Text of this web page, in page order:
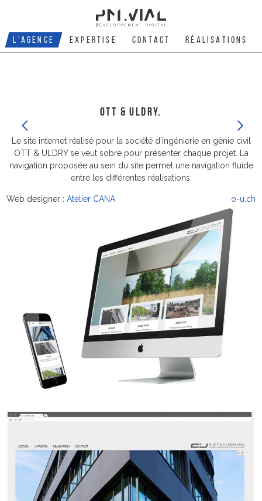
L'AGENCE EXPERTISE CONTACT RÉALISATIONS
OTT & ULDRY.
Le site internet réalisé pour la société d’ingénierie en génie civil
OTT & ULDRY se veut sobre pour présenter chaque projet. La
navigation proposée au sein du site permet une navigation fluide
entre les différentes réalisations.
Web designer :Atelier CANA o-u.ch